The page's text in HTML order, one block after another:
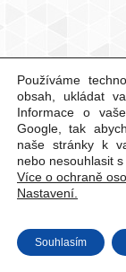
Používáme
obsah, ukládat
Informace o
Google, tak
naše stránky k
nebo nesouhlasit
Více o ochraně
Nastavení.
Souhlasím